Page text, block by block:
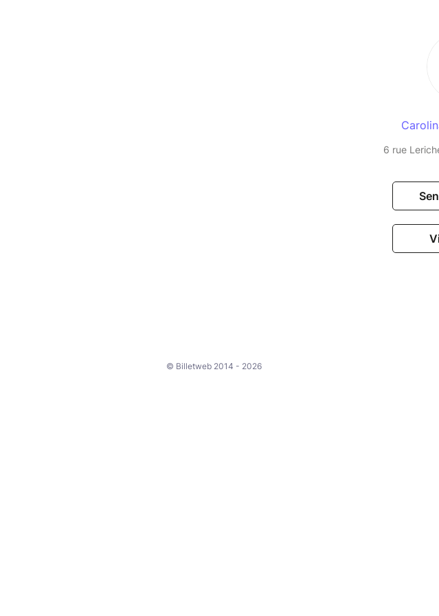
6 rue
© Billetweb 2014 - 2026